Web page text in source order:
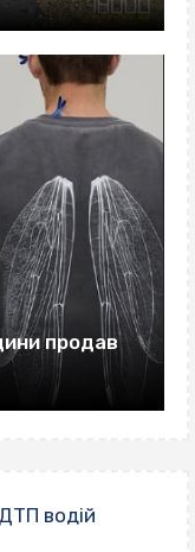
продав
водій